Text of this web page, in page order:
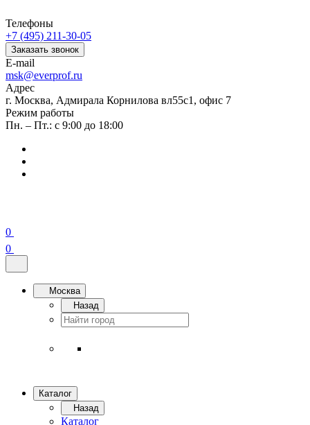
Телефоны
+7 (495) 211-30-05
Заказать звонок
E-mail
msk@everprof.ru
Адрес
г. Москва, Адмирала Корнилова вл55с1, офис 7
Режим работы
Пн. – Пт.: с 9:00 до 18:00
0
0
Москва
Назад
Каталог
Назад
Каталог